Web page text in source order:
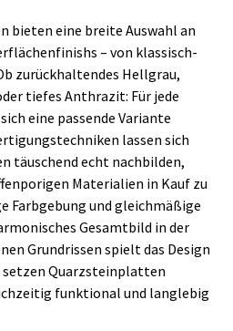
bieten eine breite Auswahl an
– von klassisch-
zurückhaltendes Hellgrau,
tiefes Anthrazit: Für jede
eine passende Variante
lassen sich
täuschend echt nachbilden,
Materialien in Kauf zu
Farbgebung und gleichmäßige
Gesamtbild in der
Grundrissen spielt das Design
Quarzsteinplatten
funktional und langlebig